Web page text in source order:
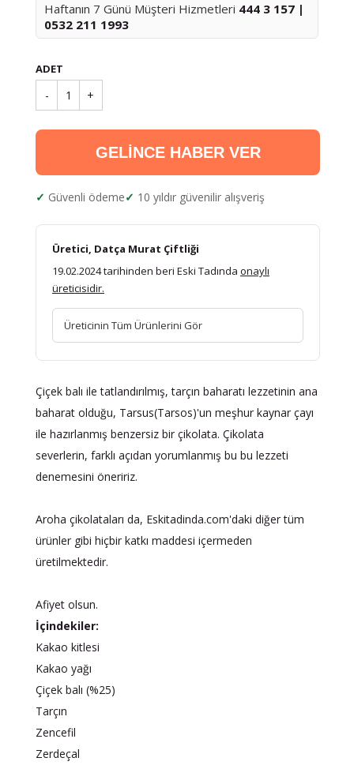
Haftanın 7 Günü Müşteri Hizmetleri 444 3 157 |
0532 211 1993
ADET
- 1 +
GELİNCE HABER VER
Güvenli ödeme 10 yıldır güvenilir alışveriş
Üretici, Datça Murat Çiftliği
19.02.2024 tarihinden beri Eski Tadında onaylı
üreticisidir.
Üreticinin Tüm Ürünlerini Gör
Çiçek balı ile tatlandırılmış, tarçın baharatı lezzetinin ana
baharat olduğu, Tarsus(Tarsos)'un meşhur kaynar çayı
ile hazırlanmış benzersiz bir çikolata. Çikolata
severlerin, farklı açıdan yorumlanmış bu bu lezzeti
denemesini öneririz.
Aroha çikolataları da, Eskitadinda.com'daki diğer tüm
ürünler gibi hiçbir katkı maddesi içermeden
üretilmektedir.
Afiyet olsun.
İçindekiler:
Kakao kitlesi
Kakao yağı
Çiçek balı (%25)
Tarçın
Zencefil
Zerdeçal